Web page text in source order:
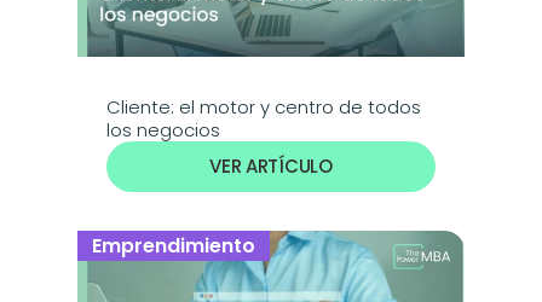
Cliente: el motor y centro de todos
los negocios
VER ARTÍCULO
Emprendimiento